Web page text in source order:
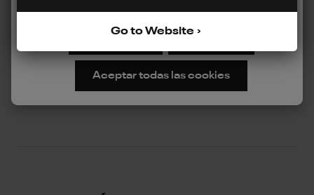
Acerca de nosotros
Política de privacidad
Términos y condiciones
Aceptar todas las cookies
Go to Website